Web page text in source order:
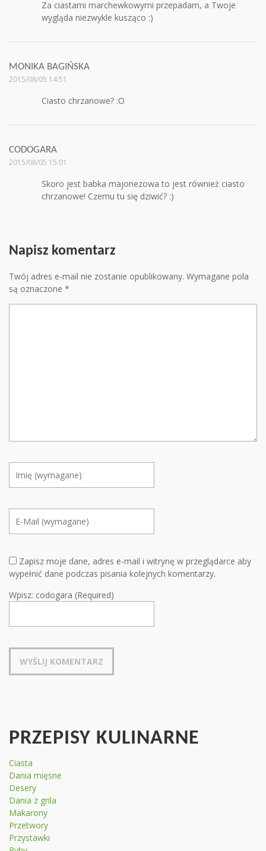
Za ciastami marchewkowymi przepadam, a Twoje
wygląda niezwykle kusząco :)
MONIKA BAGIŃSKA
2015/08/05 14:51
Ciasto chrzanowe? :O
CODOGARA
2015/08/05 15:01
Skoro jest babka majonezowa to jest również ciasto
chrzanowe! Czemu tu się dziwić? :)
Napisz komentarz
Twój adres e-mail nie zostanie opublikowany. Wymagane pola
są oznaczone *
Zapisz moje dane, adres e-mail i witrynę w przeglądarce aby
wypełnić dane podczas pisania kolejnych komentarzy.
Wpisz: codogara (Required)
PRZEPISY KULINARNE
Ciasta
Dania mięsne
Desery
Dania z grila
Makarony
Przetwory
Przystawki